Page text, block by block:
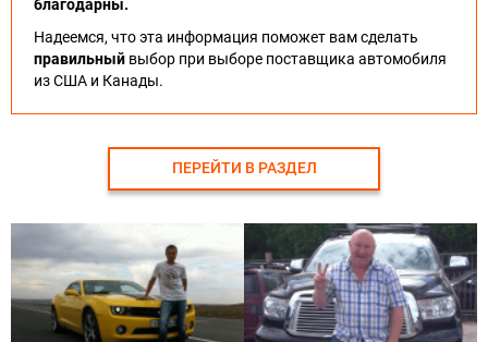
благодарны.
Надеемся, что эта информация поможет вам сделать
правильный выбор при выборе поставщика автомобиля
из США и Канады.
ПЕРЕЙТИ В РАЗДЕЛ